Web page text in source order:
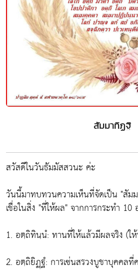
สัมมาทิฏฐิ
สวัสดีในวันธัมมัสสวนะ ค่ะ
วันนี้มาทบทวนความเห็นที่จัดเป็น "สัม
เชื่อในสิ่ง "ที่ให้ผล" จากการกระทำ 10
1. อตฺถิทินฺนํ: ทานที่ให้แล้วมีผลจริง (ใ
2. อตฺถิยิฏฺฐํ: การเซ่นสรวงบูชาบุคคลที่